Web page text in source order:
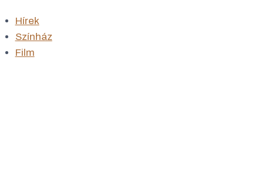
Hírek
Színház
Film